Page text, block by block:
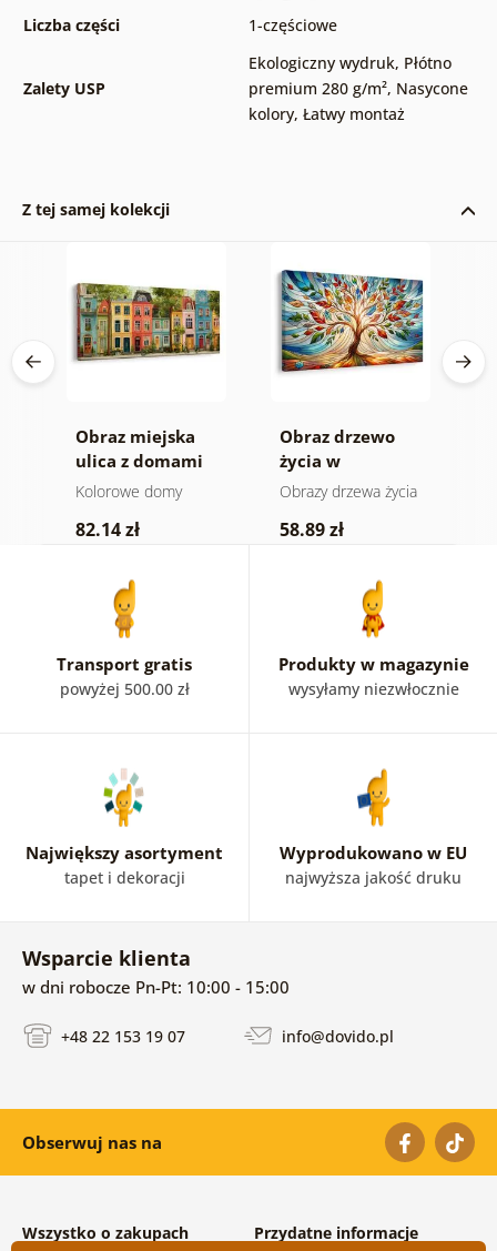
Liczba części
1-częściowe
Zalety USP
Ekologiczny wydruk, Płótno
premium 280 g/m², Nasycone
kolory, Łatwy montaż
Z tej samej kolekcji
Obraz miejska
ulica z domami
Kolorowe domy
82.14 zł
Obraz drzewo
życia w
kolorowym
Obrazy drzewa życia
58.89 zł
Transport gratis
powyżej 500.00 zł
Produkty w magazynie
wysyłamy niezwłocznie
Największy asortyment
tapet i dekoracji
Wyprodukowano w EU
najwyższa jakość druku
Wsparcie klienta
w dni robocze Pn-Pt: 10:00 - 15:00
+48 22 153 19 07 info@dovido.pl
Obserwuj nas na
Wszystko o zakupach Przydatne informacje